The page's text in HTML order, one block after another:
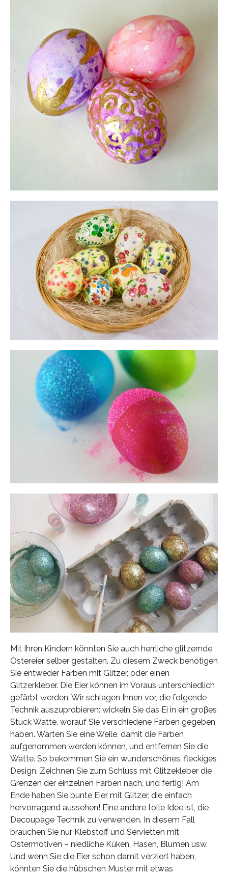
Mit Ihren Kindern könnten Sie auch herrliche glitzernde
Ostereier selber gestalten. Zu diesem Zweck benötigen
Sie entweder Farben mit Glitzer, oder einen
Glitzerkleber. Die Eier können im Voraus unterschiedlich
gefärbt werden. Wir schlagen Ihnen vor, die folgende
Technik auszuprobieren: wickeln Sie das Ei in ein groβes
Stück Watte, worauf Sie verschiedene Farben gegeben
haben. Warten Sie eine Weile, damit die Farben
aufgenommen werden können, und entfernen Sie die
Watte. So bekommen Sie ein wunderschönes, fleckiges
Design. Zeichnen Sie zum Schluss mit Glitzekleber die
Grenzen der einzelnen Farben nach, und fertig! Am
Ende haben Sie bunte Eier mit Glitzer, die einfach
hervorragend aussehen! Eine andere tolle Idee ist, die
Decoupage Technik zu verwenden. In diesem Fall
brauchen Sie nur Klebstoff und Servietten mit
Ostermotiven – niedliche Küken, Hasen, Blumen usw.
Und wenn Sie die Eier schon damit verziert haben,
könnten Sie die hübschen Muster mit etwas